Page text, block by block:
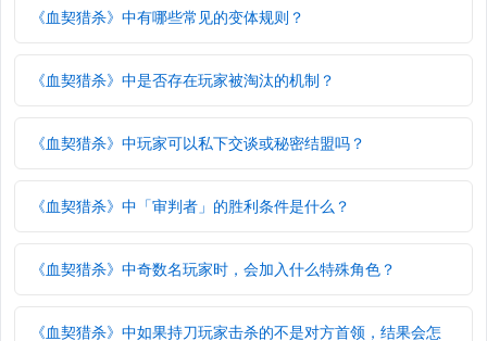
《血契猎杀》中有哪些常见的变体规则？
《血契猎杀》中是否存在玩家被淘汰的机制？
《血契猎杀》中玩家可以私下交谈或秘密结盟吗？
《血契猎杀》中「审判者」的胜利条件是什么？
《血契猎杀》中奇数名玩家时，会加入什么特殊角色？
《血契猎杀》中如果持刀玩家击杀的不是对方首领，结果会怎